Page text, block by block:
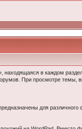
в каждом
При просмотре темы,
для